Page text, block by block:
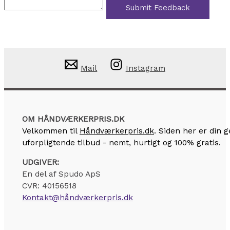
Submit Feedback
Mail Instagram
OM HÅNDVÆRKERPRIS.DK
Velkommen til Håndværkerpris.dk. Siden her er din
uforpligtende tilbud - nemt, hurtigt og 100% gratis.
UDGIVER:
En del af Spudo ApS
CVR: 40156518
Kontakt@håndværkerpris.dk